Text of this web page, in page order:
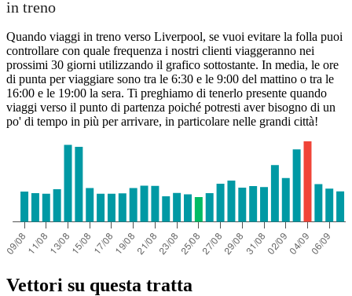
in treno
Quando viaggi in treno verso Liverpool, se vuoi evitare la folla puoi
controllare con quale frequenza i nostri clienti viaggeranno nei
prossimi 30 giorni utilizzando il grafico sottostante. In media, le ore
di punta per viaggiare sono tra le 6:30 e le 9:00 del mattino o tra le
16:00 e le 19:00 la sera. Ti preghiamo di tenerlo presente quando
viaggi verso il punto di partenza poiché potresti aver bisogno di un
po' di tempo in più per arrivare, in particolare nelle grandi città!
Vettori su questa tratta